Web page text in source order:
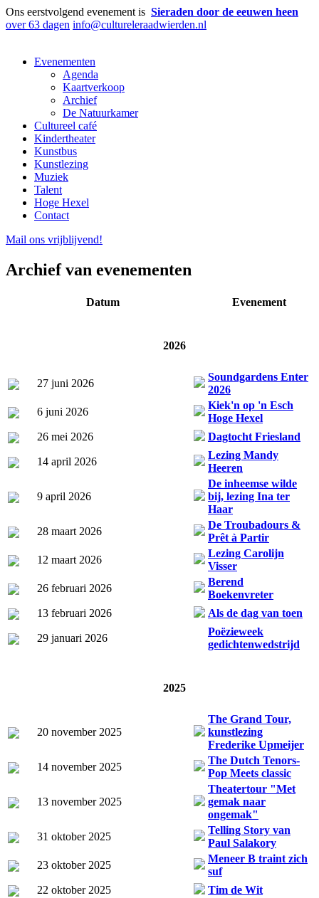
Ons eerstvolgend evenement is Sieraden door de eeuwen heen
over 63 dagen info@cultureleraadwierden.nl
Evenementen
Agenda
Kaartverkoop
Archief
De Natuurkamer
Cultureel café
Kindertheater
Kunstbus
Kunstlezing
Muziek
Talent
Hoge Hexel
Contact
Mail ons vrijblijvend!
Archief van evenementen
Datum Evenement
2026
27 juni 2026
Soundgardens Enter
2026
6 juni 2026
Kiek'n op 'n Esch
Hoge Hexel
26 mei 2026
Dagtocht Friesland
14 april 2026
Lezing Mandy
Heeren
9 april 2026
De inheemse wilde
bij, lezing Ina ter
Haar
28 maart 2026
De Troubadours &
Prêt à Partir
12 maart 2026
Lezing Carolijn
Visser
26 februari 2026
Berend
Boekenvreter
13 februari 2026
Als de dag van toen
29 januari 2026
Poëzieweek
gedichtenwedstrijd
2025
20 november 2025
The Grand Tour,
kunstlezing
Frederike Upmeijer
14 november 2025
The Dutch Tenors-
Pop Meets classic
13 november 2025
Theatertour "Met
gemak naar
ongemak"
31 oktober 2025
Telling Story van
Paul Salakory
23 oktober 2025
Meneer B traint zich
suf
22 oktober 2025
Tim de Wit